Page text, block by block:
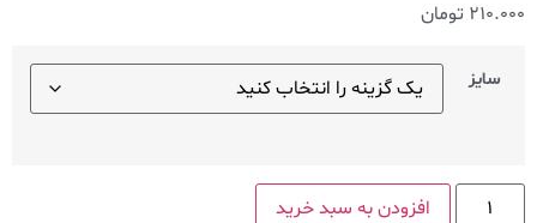
210.000 تومان
سایز
افزودن به سبد خرید